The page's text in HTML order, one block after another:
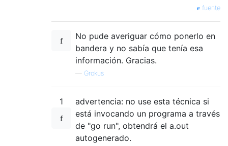
fuente
No pude averiguar cómo ponerlo en
bandera y no sabía que tenía esa
información. Gracias.
— Grokus
1
advertencia: no use esta técnica si
está invocando un programa a través
de "go run", obtendrá el a.out
autogenerado.